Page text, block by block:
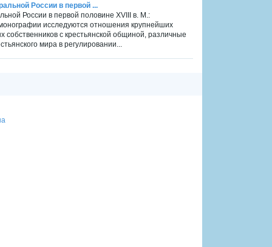
России в первой ...
России в первой половине ХVIII в. М.:
исследуются отношения крупнейших
с крестьянской общиной, различные
мира в регулировании...